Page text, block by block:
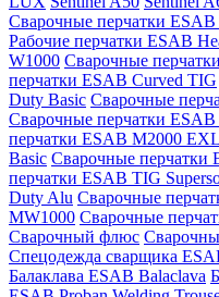
Сварочные перчатки ESAB
Рабочие перчатки ESAB
W1000 Сварочные
перчатки ESAB Curved TIG
Duty Basic Сварочные
Сварочные перчатки
перчатки ESAB M2000 EXL
Basic Сварочные перчатки
перчатки ESAB TIG
Duty Alu Сварочные
MW1000 Сварочные
Сварочный флюс
Спецодежда сварщика
Балаклава ESAB Balaclava